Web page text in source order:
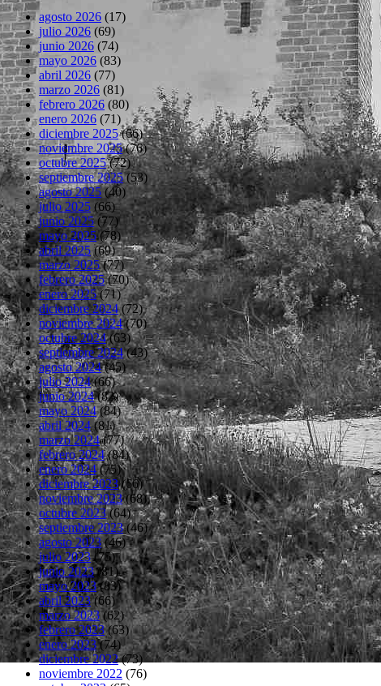
agosto 2026 (17)
julio 2026 (69)
junio 2026 (74)
mayo 2026 (83)
abril 2026 (77)
marzo 2026 (81)
febrero 2026 (80)
enero 2026 (71)
diciembre 2025(66)
noviembre 2025(76)
octubre 2025(72)
septiembre 2025(53)
agosto 2025(40)
julio 2025 (66)
junio 2025(77)
mayo 2025(78)
abril 2025(69)
marzo 2025(77)
febrero 2025(70)
enero 2025(71)
diciembre 2024(72)
noviembre 2024(70)
octubre 2024(63)
septiembre 2024(43)
agosto 2024(45)
julio 2024(66)
junio 2024(82)
mayo 2024(84)
abril 2024(81)
marzo 2024(77)
febrero 2024(84)
enero 2024(75)
diciembre 2023(66)
noviembre 2023(68)
octubre 2023(64)
septiembre 2023(46)
agosto 2023(46)
julio 2023(75)
junio 2023(81)
mayo 2023(83)
abril 2023(66)
marzo 2023(62)
febrero 2023(63)
enero 2023(74)
diciembre 2022(73)
noviembre 2022 (76)